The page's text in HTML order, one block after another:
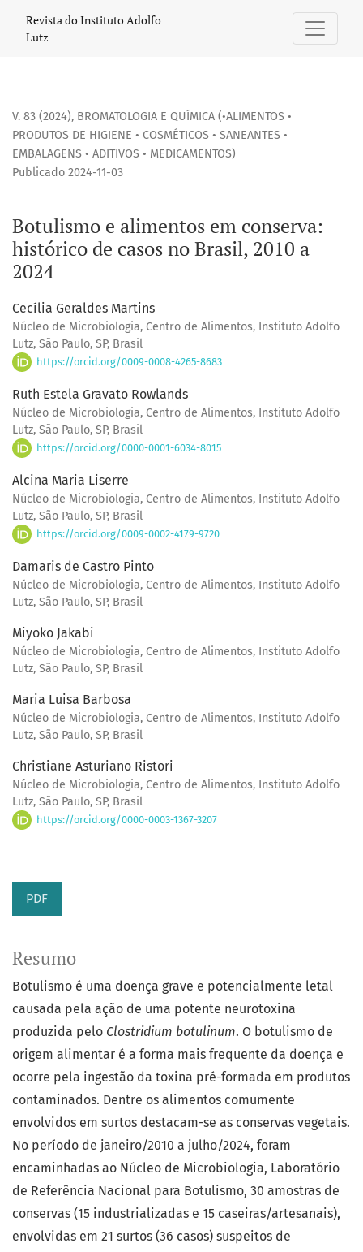
Botulismo e alimentos em conserva: histórico de casos no
Revista do Instituto Adolfo
Lutz
V. 83 (2024), BROMATOLOGIA E QUÍMICA (•ALIMENTOS •
PRODUTOS DE HIGIENE • COSMÉTICOS • SANEANTES •
EMBALAGENS • ADITIVOS • MEDICAMENTOS)
Botulismo e alimentos em conserva:
histórico de casos no Brasil, 2010 a
2024
Publicado 2024-11-03
Cecília Geraldes Martins
Núcleo de Microbiologia, Centro de Alimentos, Instituto Adolfo
Lutz, São Paulo, SP, Brasil
https://orcid.org/0009-0008-4265-8683
Ruth Estela Gravato Rowlands
Núcleo de Microbiologia, Centro de Alimentos, Instituto Adolfo
Lutz, São Paulo, SP, Brasil
https://orcid.org/0000-0001-6034-8015
Alcina Maria Liserre
Núcleo de Microbiologia, Centro de Alimentos, Instituto Adolfo
Lutz, São Paulo, SP, Brasil
https://orcid.org/0009-0002-4179-9720
Damaris de Castro Pinto
Núcleo de Microbiologia, Centro de Alimentos, Instituto Adolfo
Lutz, São Paulo, SP, Brasil
Miyoko Jakabi
Núcleo de Microbiologia, Centro de Alimentos, Instituto Adolfo
Lutz, São Paulo, SP, Brasil
Maria Luisa Barbosa
Núcleo de Microbiologia, Centro de Alimentos, Instituto Adolfo
Lutz, São Paulo, SP, Brasil
Christiane Asturiano Ristori
Núcleo de Microbiologia, Centro de Alimentos, Instituto Adolfo
Lutz, São Paulo, SP, Brasil
https://orcid.org/0000-0003-1367-3207
PDF
Resumo
Botulismo é uma doença grave e potencialmente letal
causada pela ação de uma potente neurotoxina
produzida pelo Clostridium botulinum. O botulismo de
origem alimentar é a forma mais frequente da doença e
ocorre pela ingestão da toxina pré-formada em produtos
contaminados. Dentre os alimentos comumente
envolvidos em surtos destacam-se as conservas vegetais.
No período de janeiro/2010 a julho/2024, foram
encaminhadas ao Núcleo de Microbiologia, Laboratório
de Referência Nacional para Botulismo, 30 amostras de
conservas (15 industrializadas e 15 caseiras/artesanais),
envolvidas em 21 surtos (36 casos) suspeitos de